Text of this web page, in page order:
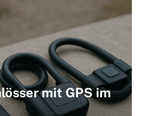
mit GPS im